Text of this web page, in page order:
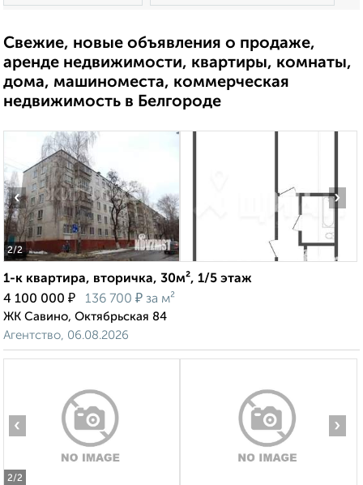
Свежие, новые объявления о продаже,
аренде недвижимости, квартиры, комнаты,
дома, машиноместа, коммерческая
недвижимость в Белгороде
2/2
‹ ›
1-к квартира, вторичка, 30м², 1/5 этаж
4 100 000 ₽ 136 700 ₽ за м²
ЖК Савино, Октябрьская 84
Агентство, 06.08.2026
2/2
‹ ›